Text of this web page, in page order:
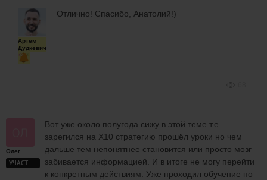
Артём
Дудкевич
Отлично! Спасибо, Анатолий!)
Олег
УЧАСТНИК
Вот уже около полугода сижу в этой теме т.е.
зарегился на Х10 стратегию прошёл уроки но чем
дальше тем непонятнее становится или просто мозг
забивается информацией. И в итоге не могу перейти
к конкретным действиям. Уже проходил обучение по